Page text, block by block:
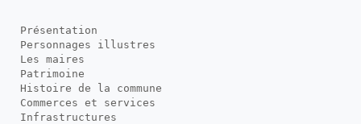
Présentation
Personnages illustres
Les maires
Patrimoine
Histoire de la commune
Commerces et services
Infrastructures